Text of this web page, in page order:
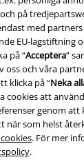
på
med
EU-lagstiftning
på “Acceptera”
oss och våra
klicka på “Neka
cookies att
genom att
när som helst
. För mer
.